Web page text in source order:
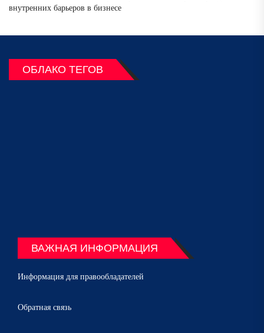
внутренних барьеров в бизнесе
ОБЛАКО ТЕГОВ
ВАЖНАЯ ИНФОРМАЦИЯ
Информация для правообладателей
Обратная связь